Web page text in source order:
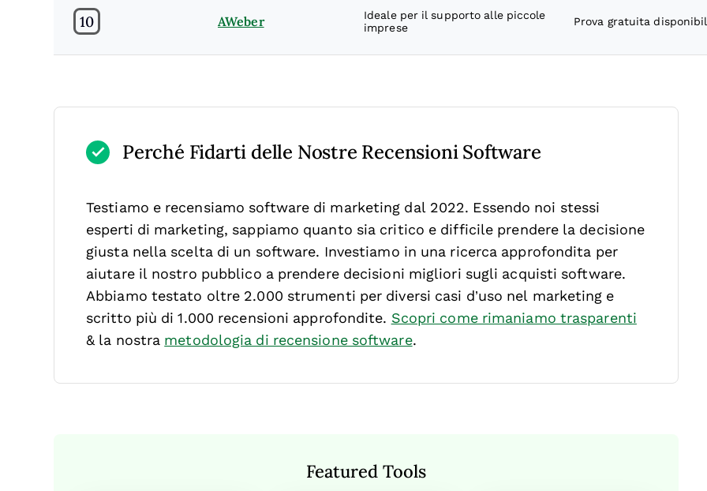
10 AWeber
Ideale per il supporto alle piccole
imprese
Prova gratuita
Perché Fidarti delle Nostre Recensioni Software
Testiamo e recensiamo software di marketing dal 2022. Essendo noi stessi
esperti di marketing, sappiamo quanto sia critico e difficile prendere la decisione
giusta nella scelta di un software. Investiamo in una ricerca approfondita per
aiutare il nostro pubblico a prendere decisioni migliori sugli acquisti software.
Abbiamo testato oltre 2.000 strumenti per diversi casi d’uso nel marketing e
scritto più di 1.000 recensioni approfondite. Scopri come rimaniamo trasparenti
& la nostra metodologia di recensione software.
Featured Tools